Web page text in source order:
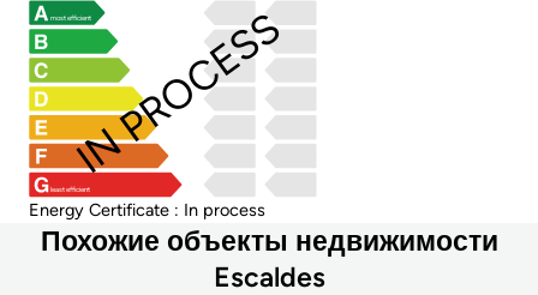
most efficient
least efficient
IN PROCESS
Energy Certificate : In process
Похожие объекты недвижимости
Escaldes